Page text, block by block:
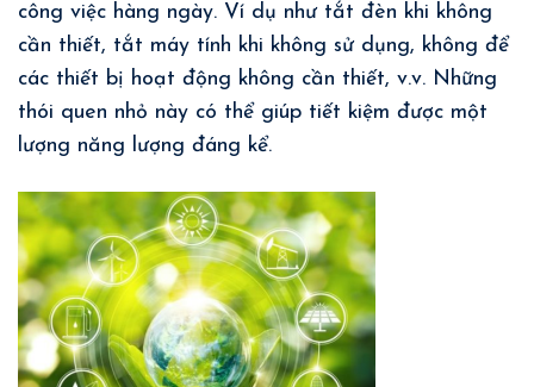
công việc hàng ngày. Ví dụ như tắt đèn khi không
cần thiết, tắt máy tính khi không sử dụng, không để
các thiết bị hoạt động không cần thiết, v.v. Những
thói quen nhỏ này có thể giúp tiết kiệm được một
lượng năng lượng đáng kể.